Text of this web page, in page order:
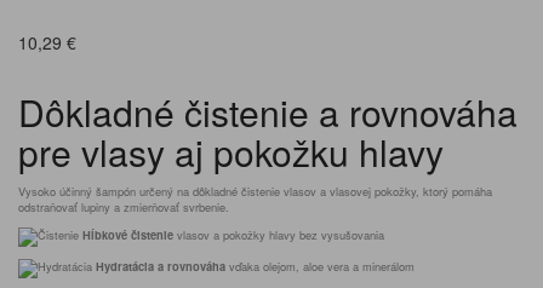
10,29 €
Dôkladné čistenie a rovnováha
pre vlasy aj pokožku hlavy
Vysoko účinný šampón určený na dôkladné čistenie vlasov a vlasovej pokožky, ktorý pomáha
odstraňovať lupiny a zmierňovať svrbenie.
Hĺbkové čistenie vlasov a pokožky hlavy bez vysušovania
Hydratácia a rovnováha vďaka olejom, aloe vera a minerálom